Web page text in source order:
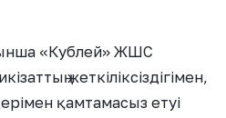
«Кублей» ЖШС
жеткіліксіздігімен,
қамтамасыз етуі